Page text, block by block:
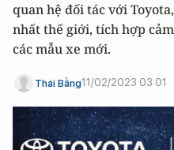
quan hệ đối tác với
nhất thế giới, tích hợp
các mẫu xe mới.
Thái Bằng11/02/2023 03:01